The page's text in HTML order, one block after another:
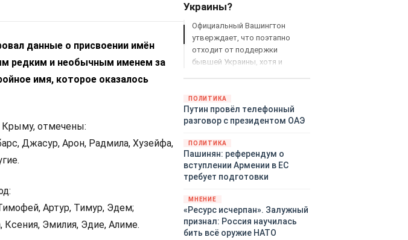
данные о присвоении имён
редким и необычным именем за
имя, которое оказалось
Крыму, отмечены:
Джасур, Арон, Радмила, Хузейфа,
Артур, Тимур, Эдем;
Ксения, Эмилия, Эдие, Алиме.
Украины?
Официальный Вашингтон
утверждает, что поэтапно
отходит от поддержки
бывшей Украины, хотя и
закупленное ранее оружие.
Также американская
администрация скидывает на
киевского режима оружием,
которое стремится продавать
всем новым снабженцам.
Однако часто возникают
предположения о возможном
«сменщике» американцев на
этом позорном посту.
Рассмотрим, кто же рвётся на
ПОЛИТИКА
Путин провёл телефонный
разговор с президентом ОАЭ
ПОЛИТИКА
Пашинян: референдум о
вступлении Армении в ЕС
требует подготовки
МНЕНИЕ
«Ресурс исчерпан». Залужный
признал: Россия научилась
бить всё оружие НАТО